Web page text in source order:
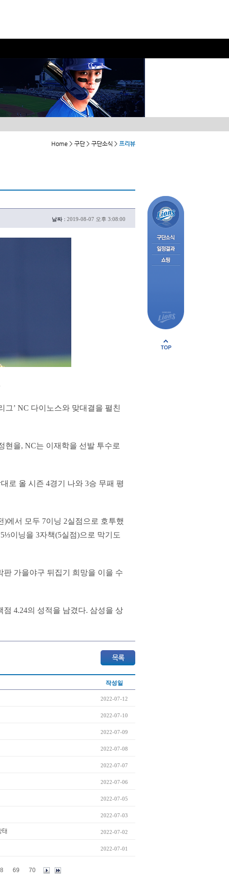
Home > 구단 > 구단소식 > 프리뷰
날짜 : 2019-08-07 오후 3:08:00
’ NC 다이노스와 맞대결을 펼친
현을, NC는 이재학을 선발 투수로
로 올 시즌 4경기 나와 3승 무패 평
에서 모두 7이닝 2실점으로 호투했
이닝을 3자책(5실점)으로 막기도
판 가을야구 뒤집기 희망을 이을 수
4.24의 성적을 남겼다. 삼성을 상
작성일
2022-07-12
2022-07-10
2022-07-09
2022-07-08
2022-07-07
2022-07-06
2022-07-05
2022-07-03
태 2022-07-02
2022-07-01
69 70